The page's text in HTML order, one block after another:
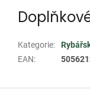
Kategorie:
EAN:
Z